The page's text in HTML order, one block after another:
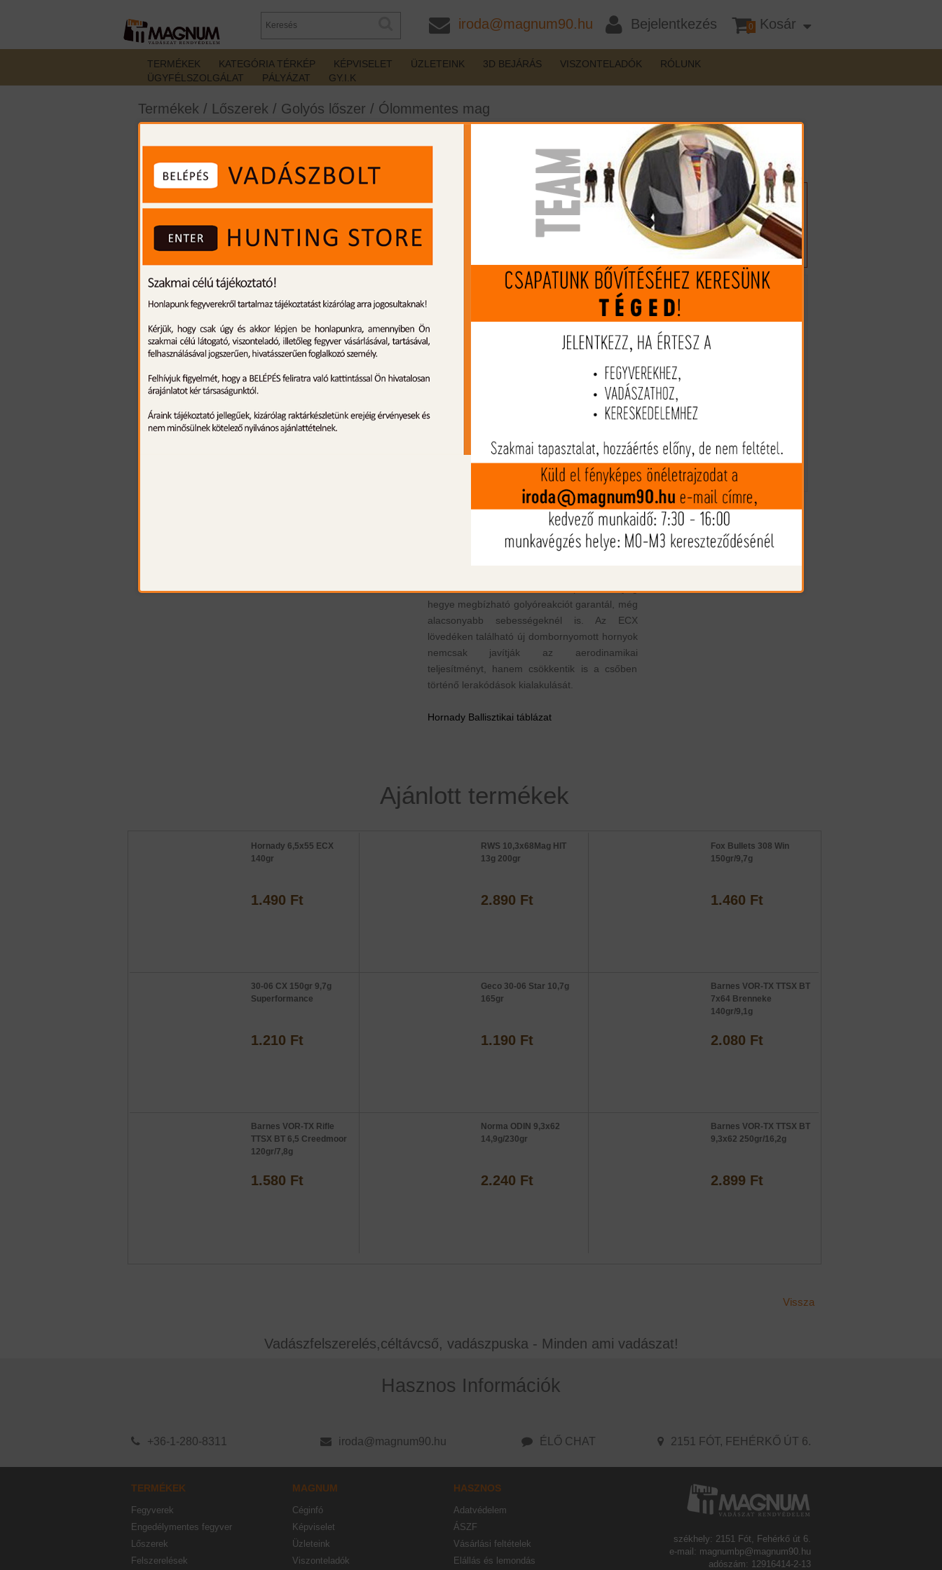
Kosár
0
Bejelentkezés
iroda@magnum90.hu
TERMÉKEK KATEGÓRIA TÉRKÉP KÉPVISELET ÜZLETEINK 3D BEJÁRÁS VISZONTELADÓK
RÓLUNK
ÜGYFÉLSZOLGÁLAT
PÁLYÁZAT GY.I.K
Termékek / Lőszerek / Golyós lőszer / Ólommentes mag
Hornady 308Win ECX 125gr
Hornady
308 Win.
Termék leírás
Az új Hornady ECX (Extreme Copper Alloy
vadászlövedék, amely kifejezetten az európai
vadászok igényeire lett tervezve. Az ECX
lövedék kiemelkedően kifinomult tervezése
vadászfegyverekhez egyaránt, figyelembe
véve a tölténykamra és a cső méretét, valamint
az itthon megszokott lőtávolságokat.
Ez a lövedék egy monolit, ólommentes
rézötvözetből (tombak) készült, és olyan
tervezéssel rendelkezik, ami rendkívül
hegye megbízható golyóreakciót garantál, még
alacsonyabb sebességeknél is. Az ECX
lövedéken található új dombornyomott hornyok
nemcsak javítják az aerodinamikai
teljesítményt, hanem csökkentik is a csőben
történő lerakódások kialakulását.
Hornady Ballisztikai táblázat
Felhívnánk figyelmét, hogy a
terméknél interneten csak
vásárlási szándékát jelezheti,
vásárlása csak személyes
átvétellel lehetséges!
Mennyiség:
1.490 Ft
(€ 4.07)
Megveszem
Az árak és készlet információk
tájékoztató jellegűek, nyilvános
ajánlattételnek nem minősülnek!
Az árváltozás jogát fenntartjuk!
Ajánlott termékek
Hornady 6,5x55 ECX
140gr
1.490 Ft
RWS 10,3x68Mag HIT
13g 200gr
2.890 Ft
Fox Bullets 308 Win
150gr/9,7g
1.460 Ft
30-06 CX 150gr 9,7g
Superformance
1.210 Ft
Geco 30-06 Star 10,7g
165gr
1.190 Ft
Barnes VOR-TX TTSX BT
7x64 Brenneke
140gr/9,1g
2.080 Ft
Barnes VOR-TX Rifle
TTSX BT 6,5 Creedmoor
120gr/7,8g
1.580 Ft
Norma ODIN 9,3x62
14,9g/230gr
2.240 Ft
Barnes VOR-TX TTSX BT
9,3x62 250gr/16,2g
2.899 Ft
Vissza
Vadászfelszerelés,céltávcső, vadászpuska - Minden ami vadászat!
Hasznos Információk
+36-1-280-8311 iroda@magnum90.hu ÉLŐ CHAT 2151 FÓT, FEHÉRKŐ ÚT 6.
TERMÉKEK
Fegyverek
Engedélymentes fegyver
Lőszerek
Felszerelések
MAGNUM
Céginfó
Képviselet
Üzleteink
Viszonteladók
HASZNOS
Adatvédelem
ÁSZF
Vásárlási feltételek
Elállás és lemondás
székhely: 2151 Fót, Fehérkő út 6.
e-mail: magnumbp@magnum90.hu
adószám: 12916414-2-13